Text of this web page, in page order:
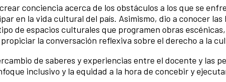
conciencia acerca de los obstáculos a los que se
en la vida cultural del país. Asimismo, dio a conocer
de espacios culturales que programen obras
la conversación reflexiva sobre el derecho a la
de saberes y experiencias entre el docente y las
inclusivo y la equidad a la hora de concebir y